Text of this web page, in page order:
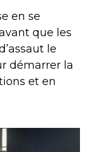
en se
que les
le
démarrer la
et en